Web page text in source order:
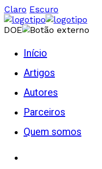
Claro Escuro
DOE
Início
Artigos
Autores
Parceiros
Quem somos